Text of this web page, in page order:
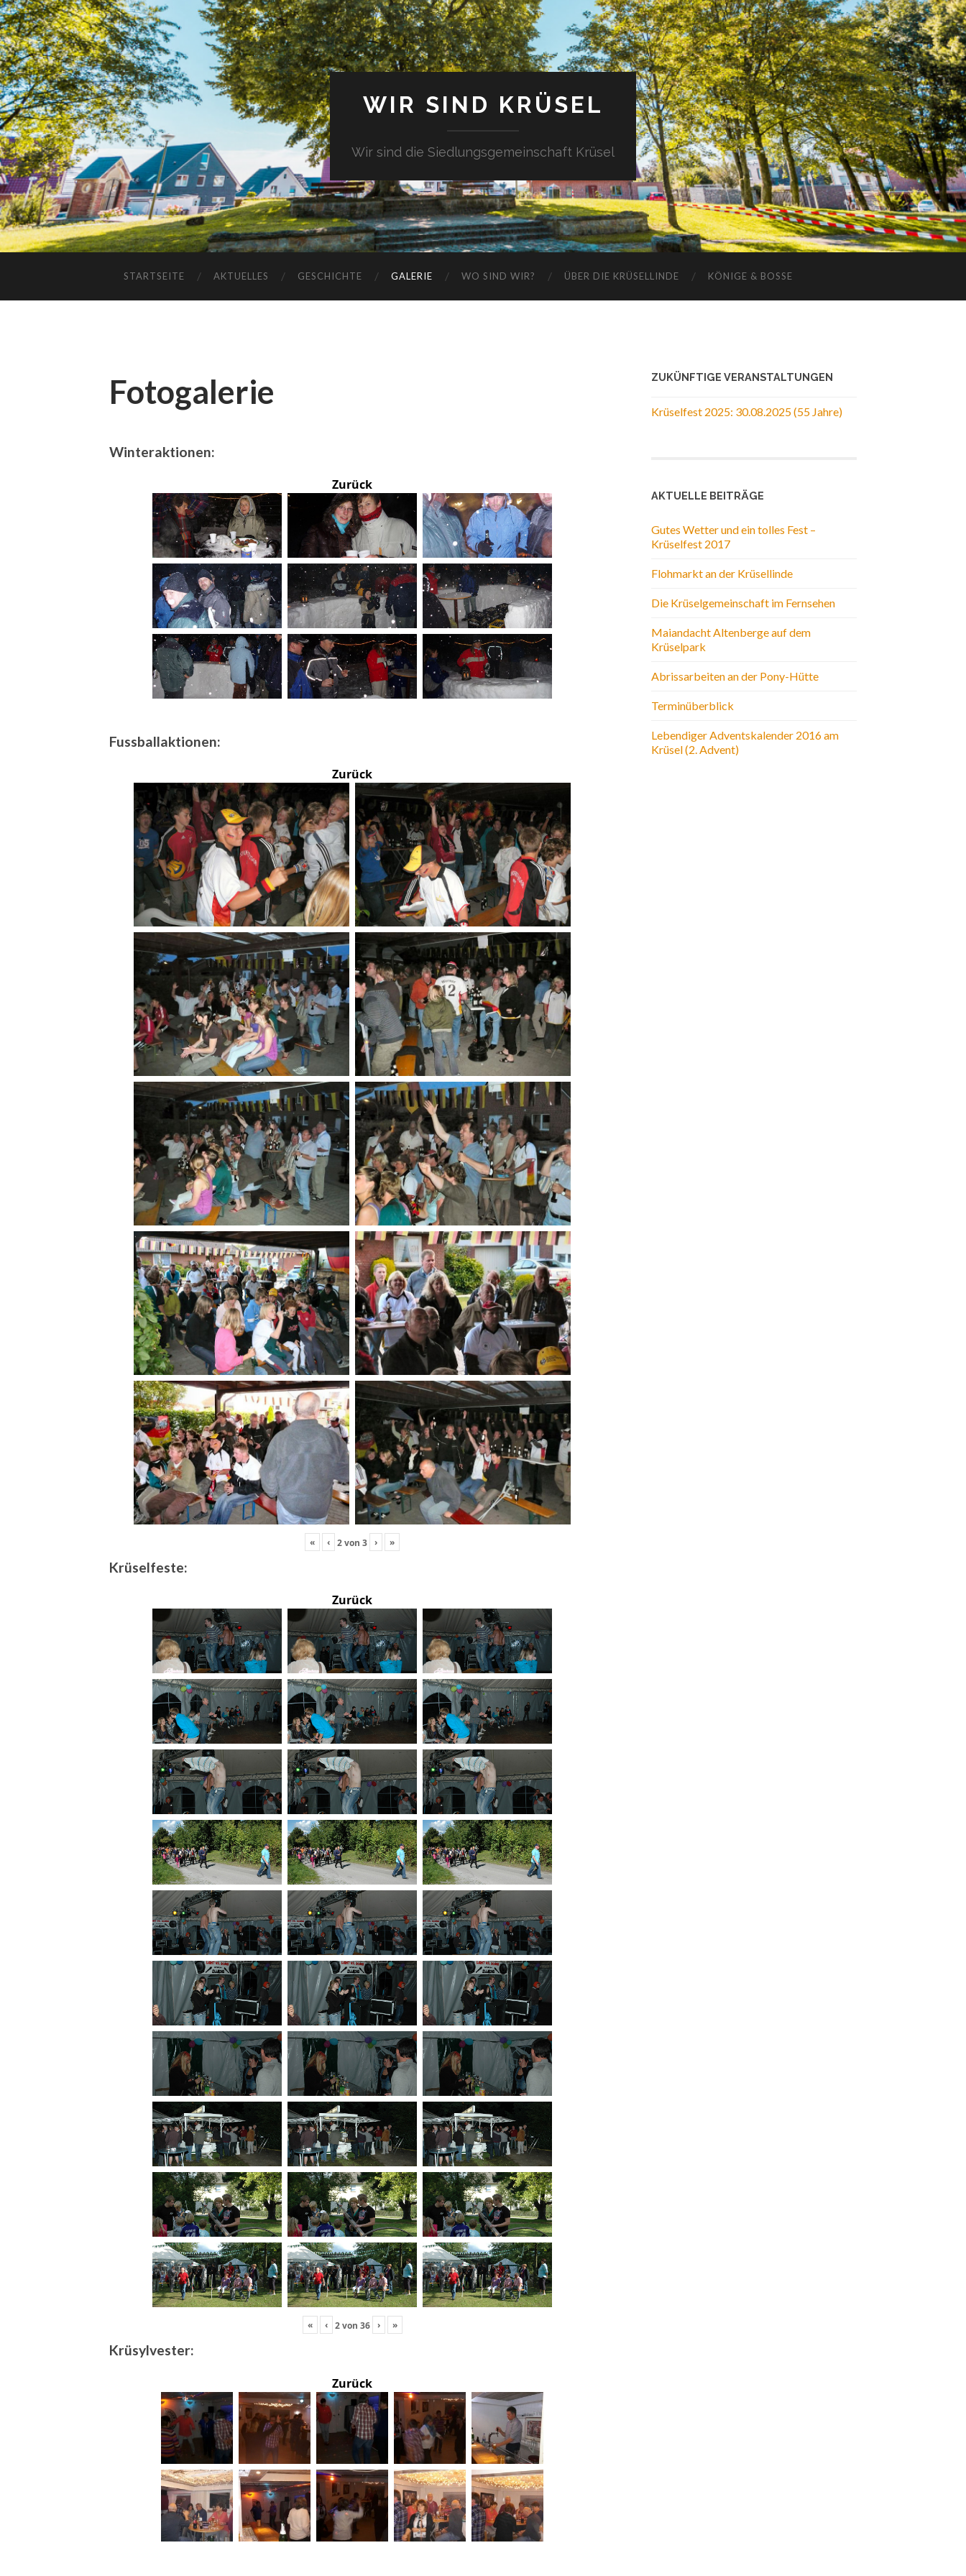
WIR SIND KRÜSEL
Wir sind die Siedlungsgemeinschaft Krüsel
STARTSEITE AKTUELLES GESCHICHTE GALERIE WO SIND WIR? ÜBER DIE KRÜSELLINDE KÖNIGE & BOSSE
Fotogalerie
Winteraktionen:
Zurück
Fussballaktionen:
Zurück
« ‹ 2von 3 › »
Krüselfeste:
Zurück
« ‹ 2von 36 › »
Krüsylvester:
Zurück
ZUKÜNFTIGE VERANSTALTUNGEN
Krüselfest 2025: 30.08.2025 (55 Jahre)
AKTUELLE BEITRÄGE
Gutes Wetter und ein tolles Fest –
Krüselfest 2017
Flohmarkt an der Krüsellinde
Die Krüselgemeinschaft im Fernsehen
Maiandacht Altenberge auf dem
Krüselpark
Abrissarbeiten an der Pony-Hütte
Terminüberblick
Lebendiger Adventskalender 2016 am
Krüsel (2. Advent)